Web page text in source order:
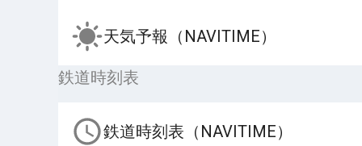
天気予報（NAVITIME）
鉄道時刻表
鉄道時刻表（NAVITIME）